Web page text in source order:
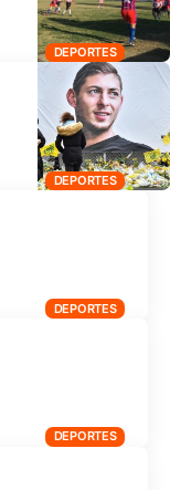
DEPORTES
DEPORTES
DEPORTES
DEPORTES